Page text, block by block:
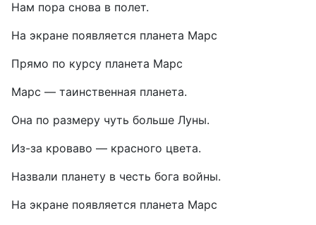
Нам пора снова в полет.
На экране появляется планета Марс
Прямо по курсу планета Марс
Марс — таинственная планета.
Она по размеру чуть больше Луны.
Из-за кроваво — красного цвета.
Назвали планету в честь бога войны.
На экране появляется планета Марс